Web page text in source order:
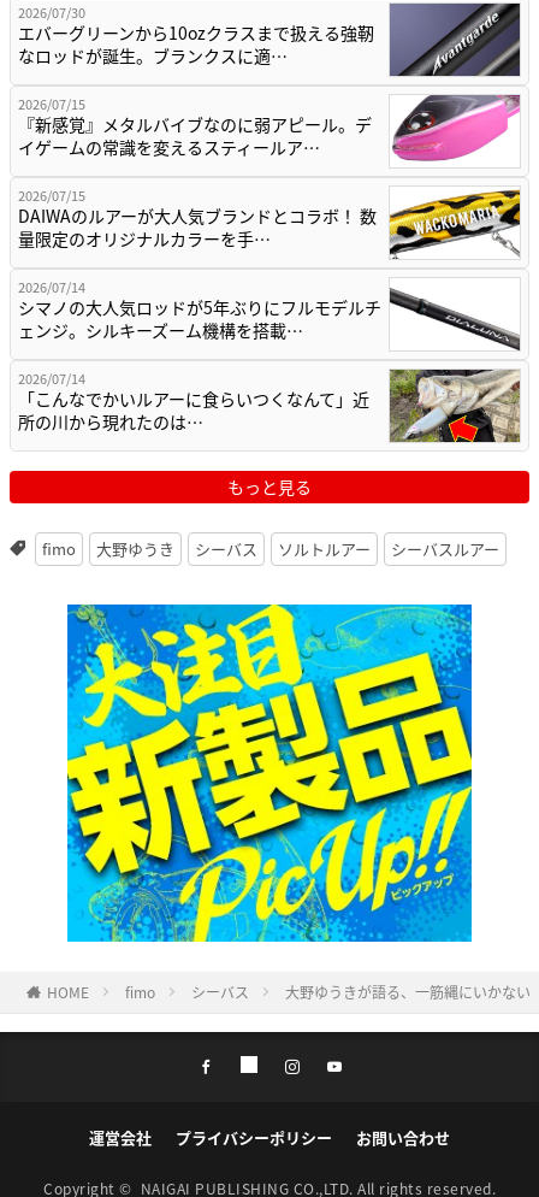
2026/07/30
エバーグリーンから10ozクラスまで扱える強靭
なロッドが誕生。ブランクスに適…
2026/07/15
『新感覚』メタルバイブなのに弱アピール。デ
イゲームの常識を変えるスティールア…
2026/07/15
DAIWAのルアーが大人気ブランドとコラボ！ 数
量限定のオリジナルカラーを手…
2026/07/14
シマノの大人気ロッドが5年ぶりにフルモデルチ
ェンジ。シルキーズーム機構を搭載…
2026/07/14
「こんなでかいルアーに食らいつくなんて」近
所の川から現れたのは…
もっと見る
fimo 大野ゆうき シーバス ソルトルアー シーバスルアー
HOME fimo シーバス 大野ゆうきが語る、一筋縄にいかない
運営会社 プライバシーポリシー お問い合わせ
Copyright © NAIGAI PUBLISHING CO.,LTD. All rights reserved.